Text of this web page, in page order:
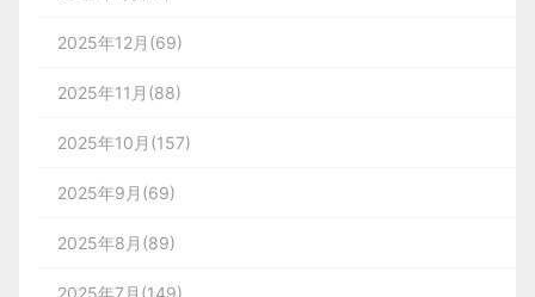
2025年12月(69)
2025年11月(88)
2025年10月(157)
2025年9月(69)
2025年8月(89)
2025年7月(149)